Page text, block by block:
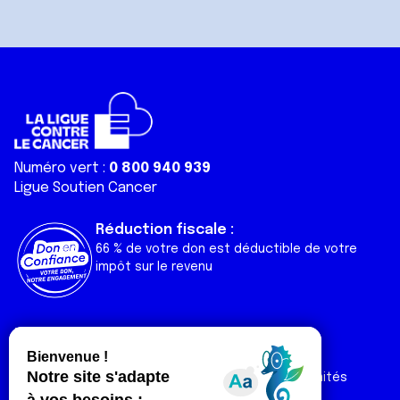
Numéro vert : 0 800 940 939
Ligue Soutien Cancer
Réduction fiscale :
66 % de votre don est déductible de votre
impôt sur le revenu
Liens utiles
Nos actualités
Nos publications
Espace Ligue & comités